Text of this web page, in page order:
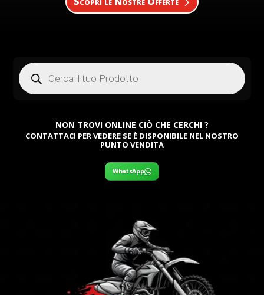
Products
search
NON TROVI ONLINE CIÒ CHE CERCHI ?
CONTATTACI PER VEDERE SE È DISPONIBILE NEL NOSTRO
PUNTO VENDITA
WhatsApp